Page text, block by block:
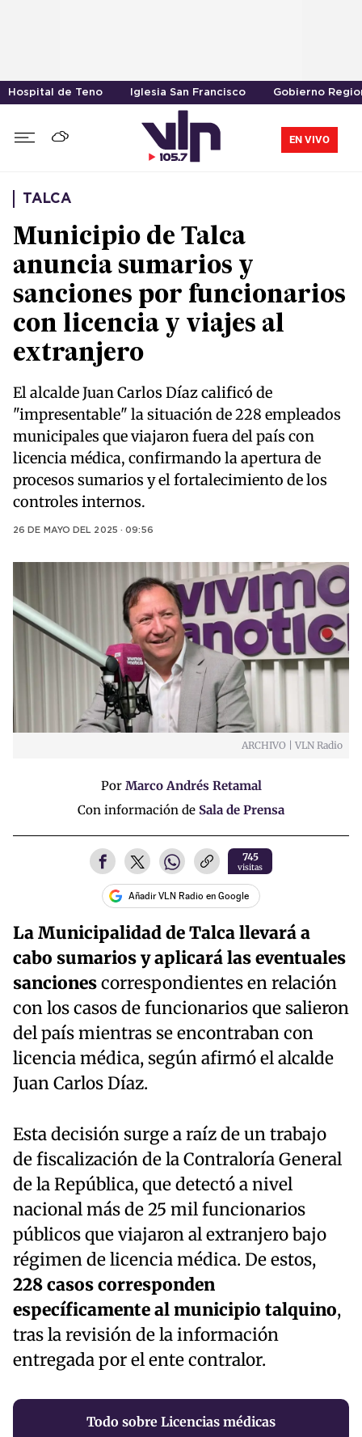
Hospital de Teno Iglesia San Francisco Gobierno
EN VIVO
TALCA
Municipio de Talca
anuncia sumarios y
sanciones por funcionarios
con licencia y viajes al
extranjero
El alcalde Juan Carlos Díaz calificó de
"impresentable" la situación de 228 empleados
municipales que viajaron fuera del país con
licencia médica, confirmando la apertura de
procesos sumarios y el fortalecimiento de los
controles internos.
26 DE MAYO DEL 2025 · 09:56
ARCHIVO | VLN Radio
Por Marco Andrés Retamal
Con información de Sala de Prensa
745
visitas
Añadir VLN Radio en Google
La Municipalidad de Talca llevará a
cabo sumarios y aplicará las eventuales
sancionescorrespondientes en relación
con los casos de funcionarios que salieron
del país mientras se encontraban con
licencia médica, según afirmó el alcalde
Juan Carlos Díaz.
Esta decisión surge a raíz de un trabajo
de fiscalización de la Contraloría General
de la República, que detectó a nivel
nacional más de 25 mil funcionarios
públicos que viajaron al extranjero bajo
régimen de licencia médica. De estos,
228 casos corresponden
específicamente al municipio talquino,
tras la revisión de la información
entregada por el ente contralor.
Todo sobre Licencias médicas